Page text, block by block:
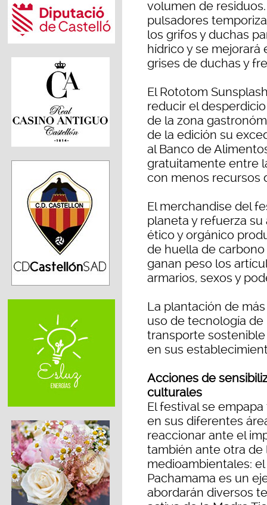
volumen de
pulsadores
los grifos y duchas
hídrico y se mejorará
grises de duchas y
El Rototom
reducir el
de la zona
de la edición su
al Banco de
gratuitamente entre
con menos recursos
El merchandise del
planeta y refuerza
ético y orgánico
de huella de carbono
ganan peso los
armarios, sexos y
La plantación de
uso de tecnología
transporte
en sus
Acciones de
culturales
El festival se
en sus diferentes
reaccionar ante el
también ante otra de
medioambientales:
Pachamama es un
abordarán diversos